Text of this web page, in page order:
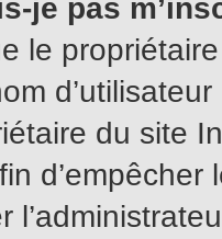
je pas
le
du site
d’empêcher